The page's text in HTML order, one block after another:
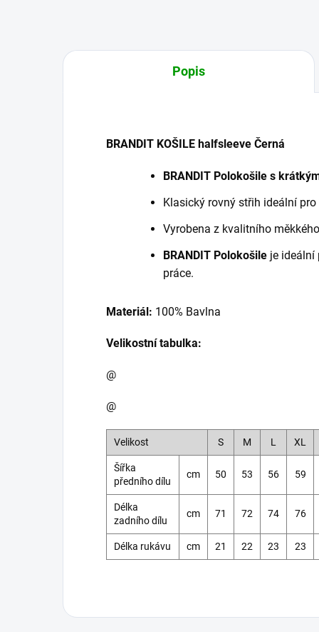
Popis
BRANDIT KOŠILE halfsleeve Černá
BRANDIT Polokošile s
Klasický rovný střih ideální
Vyrobena z kvalitního
BRANDIT Polokošile je ideální
práce.
Materiál: 100% Bavlna
Velikostní tabulka:
@
@
Velikost S M L XL
Šířka
předního dílu
cm 50 53 56 59
Délka
zadního dílu
cm 71 72 74 76
Délka rukávu cm 21 22 23 23